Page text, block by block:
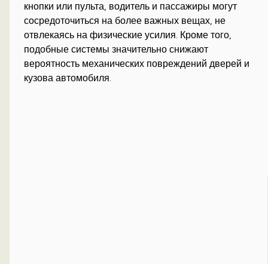
кнопки или пульта, водитель и пассажиры могут
сосредоточиться на более важных вещах, не
отвлекаясь на физические усилия. Кроме того,
подобные системы значительно снижают
вероятность механических повреждений дверей и
кузова автомобиля.